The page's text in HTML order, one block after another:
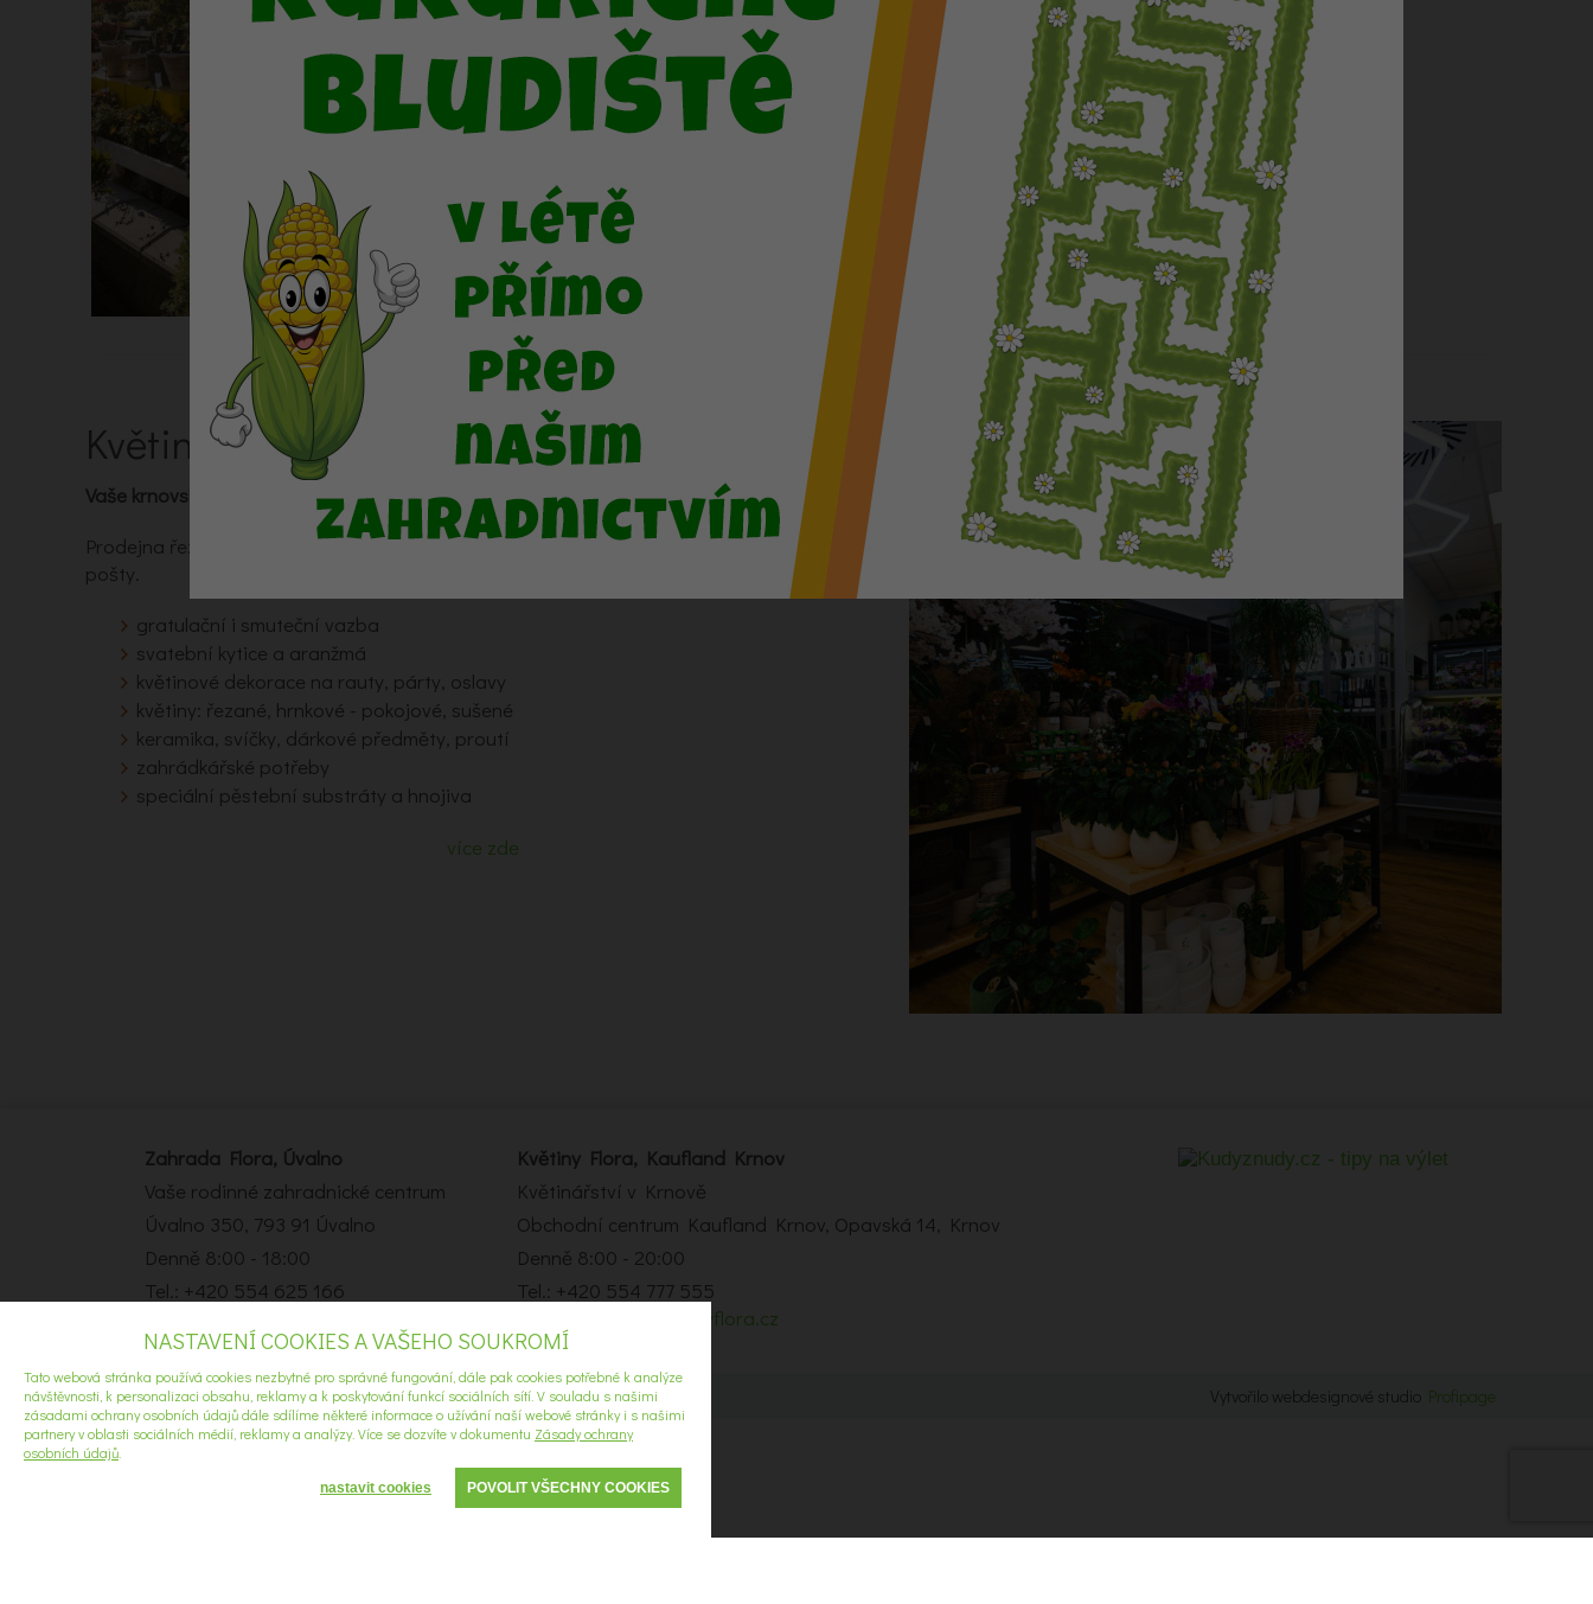
široký sortiment okrasných a ovocných dřevin
speciální pěstební substráty a hnojiva
mulčovací kůra
mrazuvzdorná zahradní keramika
plastové truhlíky, květináče a obaly
zahrádkářské potřeby
více zde
Květiny Flora
Vaše krnovské květinářství
Prodejna řezaných i pokojových květin, dekorací a dárkových předmětů. Provoz květinové
pošty.
gratulační i smuteční vazba
svatební kytice a aranžmá
květinové dekorace na rauty, párty, oslavy
květiny: řezané, hrnkové - pokojové, sušené
keramika, svíčky, dárkové předměty, proutí
zahrádkářské potřeby
speciální pěstební substráty a hnojiva
více zde
Zahrada Flora, Úvalno
Vaše rodinné zahradnické centrum
Úvalno 350, 793 91 Úvalno
Denně 8:00 - 18:00
Tel.: +420 554 625 166
Květiny Flora, Kaufland Krnov
Květinářství v Krnově
Obchodní centrum Kaufland Krnov, Opavská 14, Krnov
Denně 8:00 - 20:00
Tel.: +420 554 777 555
krnov2@kvetinyflora.cz
©2021 Všechna práva vyhrazena. Vytvořilo webdesignové studio Profipage
NASTAVENÍ COOKIES A VAŠEHO SOUKROMÍ
Tato webová stránka používá cookies nezbytné pro správné fungování, dále pak cookies potřebné k analýze
návštěvnosti, k personalizaci obsahu, reklamy a k poskytování funkcí sociálních sítí. V souladu s našimi
zásadami ochrany osobních údajů dále sdílíme některé informace o užívání naší webové stránky i s našimi
partnery v oblasti sociálních médií, reklamy a analýzy. Více se dozvíte v dokumentu Zásady ochrany
osobních údajů
POVOLIT VŠECHNY COOKIES
nastavit cookies